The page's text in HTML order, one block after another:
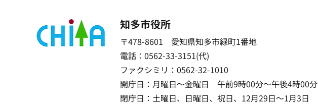
知多市役所
〒478-8601 愛知県知多市緑町1番地
電話：0562-33-3151(代)
ファクシミリ：0562-32-1010
開庁日：月曜日～金曜日 午前9時00分～午後4時00分
閉庁日：土曜日、日曜日、祝日、12月29日～1月3日